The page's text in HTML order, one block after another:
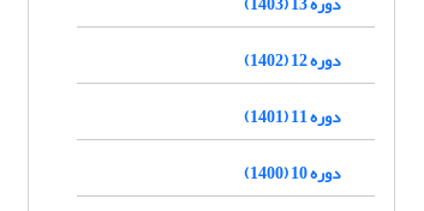
دوره 12 (1402)
دوره 11 (1401)
دوره 10 (1400)